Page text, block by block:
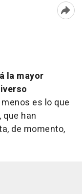
la mayor
menos es lo que
han
de momento,